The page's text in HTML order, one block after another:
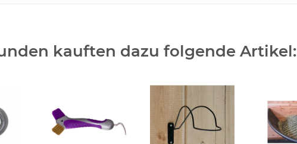
kauften dazu folgende Artikel: